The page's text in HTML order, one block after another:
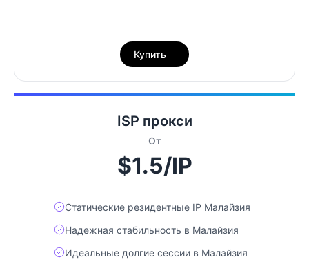
Купить
ISP прокси
От
$1.5/IP
Статические резидентные IP Малайзия
Надежная стабильность в Малайзия
Идеальные долгие сессии в Малайзия